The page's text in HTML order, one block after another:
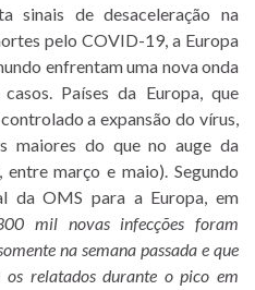
sinais de desaceleração na
pelo COVID-19, a Europa
enfrentam uma nova onda
Países da Europa, que
a expansão do vírus,
maiores do que no auge da
março e maio). Segundo
da OMS para a Europa, em
mil novas infecções foram
na semana passada e que
os relatados durante o pico em